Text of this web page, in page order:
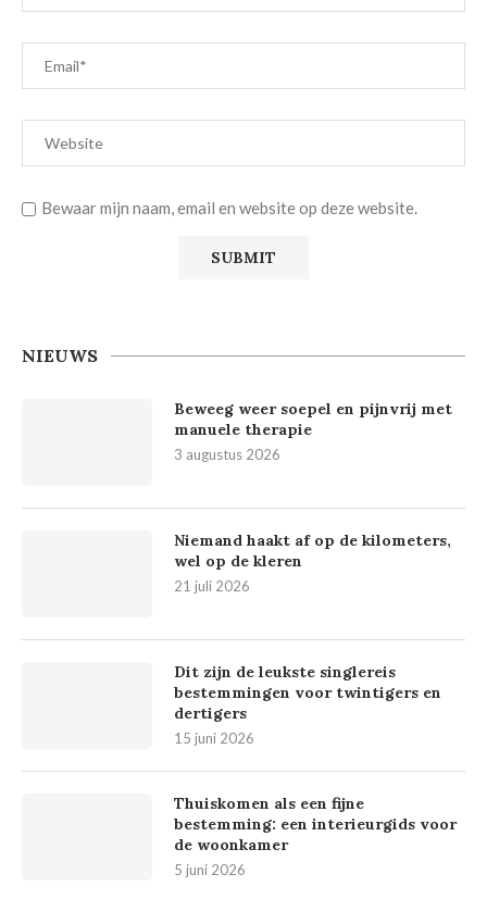
Bewaar mijn naam, email en website op deze website.
NIEUWS
Beweeg weer soepel en pijnvrij met
manuele therapie
3 augustus 2026
Niemand haakt af op de kilometers,
wel op de kleren
21 juli 2026
Dit zijn de leukste singlereis
bestemmingen voor twintigers en
dertigers
15 juni 2026
Thuiskomen als een fijne
bestemming: een interieurgids voor
de woonkamer
5 juni 2026